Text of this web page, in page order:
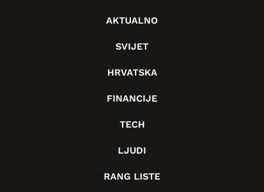
AKTUALNO
SVIJET
HRVATSKA
FINANCIJE
TECH
LJUDI
RANG LISTE